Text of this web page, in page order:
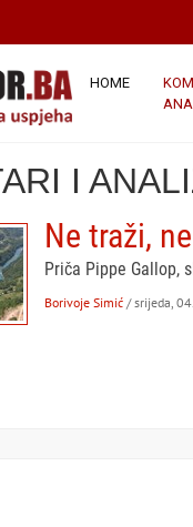
HOME
I
Ne traži,
Priča Pippe Gallop,
Borivoje Simić / srijeda,